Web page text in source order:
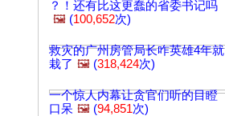
？！还有比这更蠢的省委书记吗
🖼️ (100,652次)
救灾的广州房管局长咋英雄4年就
栽了 🖼️ (318,424次)
一个惊人内幕让贪官们听的目瞪
口呆 🖼️ (94,851次)